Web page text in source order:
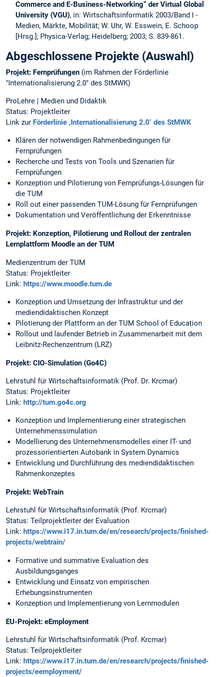
Commerce and E-Business-Networking“ der Virtual Global
University (VGU), in: Wirtschaftsinformatik 2003/Band I -
Medien, Märkte, Mobilität; W. Uhr, W. Esswein, E. Schoop
[Hrsg.]; Physica-Verlag; Heidelberg; 2003; S. 839-861.
Abgeschlossene Projekte (Auswahl)
Projekt: Fernprüfungen (im Rahmen der Förderlinie
"Internationalisierung 2.0" des StMWK)
ProLehre | Medien und Didaktik
Status: Projektleiter
Link zur Förderlinie ‚Internationalisierung 2.0‘ des StMWK
Klären der notwendigen Rahmenbedingungen für
Fernprüfungen
Recherche und Tests von Tools und Szenarien für
Fernprüfungen
Konzeption und Pilotierung von Fernprüfungs-Lösungen für
die TUM
Roll out einer passenden TUM-Lösung für Fernprüfungen
Dokumentation und Veröffentlichung der Erkenntnisse
Projekt: Konzeption, Pilotierung und Rollout der zentralen
Lernplattform Moodle an der TUM
Medienzentrum der TUM
Status: Projektleiter
Link: https://www.moodle.tum.de
Konzeption und Umsetzung der Infrastruktur und der
mediendidaktischen Konzept
Pilotierung der Plattform an der TUM School of Education
Rollout und laufender Betrieb in Zusammenarbeit mit dem
Leibnitz-Rechenzentrum (LRZ)
Projekt: CIO-Simulation (Go4C)
Lehrstuhl für Wirtschaftsinformatik (Prof. Dr. Krcmar)
Status: Projektleiter
Link: http://tum.go4c.org
Konzeption und Implementierung einer strategischen
Unternehmenssimulation
Modellierung des Unternehmensmodelles einer IT- und
prozessorientierten Autobank in System Dynamics
Entwicklung und Durchführung des mediendidaktischen
Rahmenkonzeptes
Projekt: WebTrain
Lehrstuhl für Wirtschaftsinformatik (Prof. Krcmar)
Status: Teilprojektleiter der Evaluation
Link: https://www.i17.in.tum.de/en/research/projects/finished-
projects/webtrain/
Formative und summative Evaluation des
Ausbildungsganges
Entwicklung und Einsatz von empirischen
Erhebungsinstrumenten
Konzeption und Implementierung von Lernmodulen
EU-Projekt: eEmployment
Lehrstuhl für Wirtschaftsinformatik (Prof. Krcmar)
Status: Teilprojektleiter
Link: https://www.i17.in.tum.de/en/research/projects/finished-
projects/eemployment/